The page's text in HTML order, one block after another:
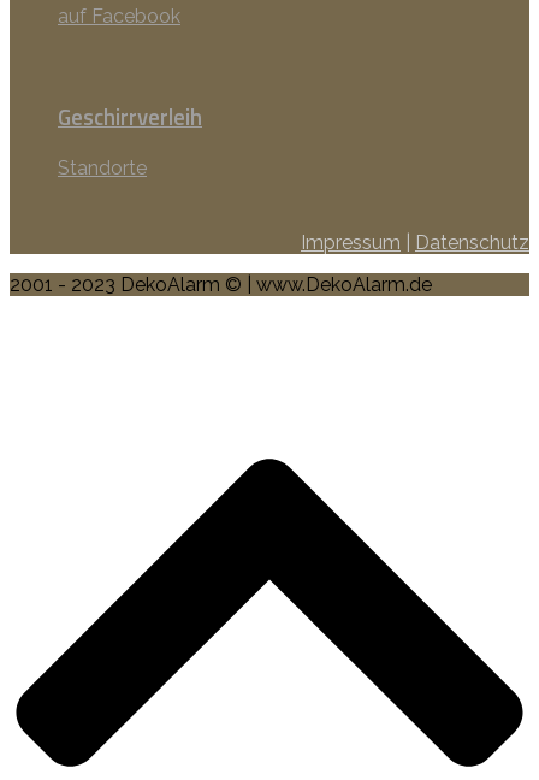
auf Facebook
Geschirrverleih
Standorte
Impressum
Datenschutz
2001 - 2023 DekoAlarm © | www.DekoAlarm.de